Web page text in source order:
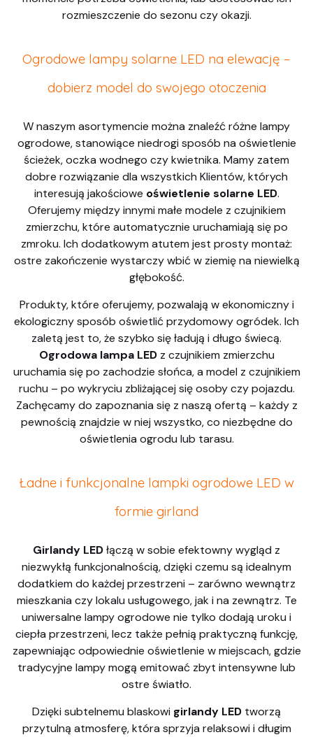
rozmieszczenie do sezonu czy okazji.
Ogrodowe lampy solarne LED na elewację –
dobierz model do swojego otoczenia
W naszym asortymencie można znaleźć różne lampy
ogrodowe, stanowiące niedrogi sposób na oświetlenie
ścieżek, oczka wodnego czy kwietnika. Mamy zatem
dobre rozwiązanie dla wszystkich Klientów, których
interesują jakościowe oświetlenie solarne LED.
Oferujemy między innymi małe modele z czujnikiem
zmierzchu, które automatycznie uruchamiają się po
zmroku. Ich dodatkowym atutem jest prosty montaż:
ostre zakończenie wystarczy wbić w ziemię na niewielką
głębokość.
Produkty, które oferujemy, pozwalają w ekonomiczny i
ekologiczny sposób oświetlić przydomowy ogródek. Ich
zaletą jest to, że szybko się ładują i długo świecą.
Ogrodowa lampa LEDz czujnikiem zmierzchu
uruchamia się po zachodzie słońca, a model z czujnikiem
ruchu – po wykryciu zbliżającej się osoby czy pojazdu.
Zachęcamy do zapoznania się z naszą ofertą – każdy z
pewnością znajdzie w niej wszystko, co niezbędne do
oświetlenia ogrodu lub tarasu.
Ładne i funkcjonalne lampki ogrodowe LED w
formie girland
Girlandy LEDłączą w sobie efektowny wygląd z
niezwykłą funkcjonalnością, dzięki czemu są idealnym
dodatkiem do każdej przestrzeni – zarówno wewnątrz
mieszkania czy lokalu usługowego, jak i na zewnątrz. Te
uniwersalne lampy ogrodowe nie tylko dodają uroku i
ciepła przestrzeni, lecz także pełnią praktyczną funkcję,
zapewniając odpowiednie oświetlenie w miejscach, gdzie
tradycyjne lampy mogą emitować zbyt intensywne lub
ostre światło.
Dzięki subtelnemu blaskowi girlandy LED tworzą
przytulną atmosferę, która sprzyja relaksowi i długim